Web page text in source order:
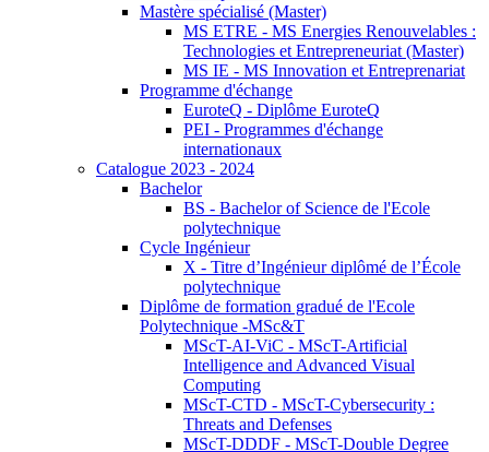
Mastère spécialisé (Master)
MS ETRE - MS Energies Renouvelables :
Technologies et Entrepreneuriat (Master)
MS IE - MS Innovation et Entreprenariat
Programme d'échange
EuroteQ - Diplôme EuroteQ
PEI - Programmes d'échange
internationaux
Catalogue 2023 - 2024
Bachelor
BS - Bachelor of Science de l'Ecole
polytechnique
Cycle Ingénieur
X - Titre d’Ingénieur diplômé de l’École
polytechnique
Diplôme de formation gradué de l'Ecole
Polytechnique -MSc&T
MScT-AI-ViC - MScT-Artificial
Intelligence and Advanced Visual
Computing
MScT-CTD - MScT-Cybersecurity :
Threats and Defenses
MScT-DDDF - MScT-Double Degree